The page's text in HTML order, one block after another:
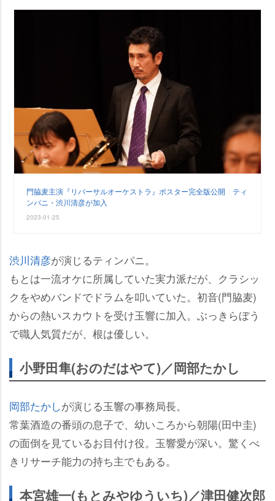
門脇麦主演『リバーサルオーケストラ』ポスター完全版公開 ティ
ンパニ・渋川清彦が加入
2023-01-25
渋川清彦が演じるティンパニ。
もとは一流オケに所属していた実力派だが、クラシッ
クをやめバンドでドラムを叩いていた。初音(門脇麦)
からの熱いスカウトを受け玉響に加入。ぶっきらぼう
で職人気質だが、根は優しい。
小野田隼(おのだはやて)／岡部たかし
岡部たかしが演じる玉響の事務局長。
常葉酒造の番頭の息子で、幼いころから朝陽(田中圭)
の面倒を見ているお目付け役。玉響愛が深い。驚くべ
きリサーチ能力の持ち主でもある。
本宮雄一(もとみやゆういち)／津田健次郎